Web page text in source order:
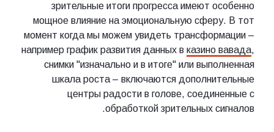
зрительные итоги прогресса имеют особенно
мощное влияние на эмоциональную сферу. В тот
момент когда мы можем увидеть трансформации –
например график развития данных в казино вавада,
снимки "изначально и в итоге" или выполненная
шкала роста – включаются дополнительные
центры радости в голове, соединенные с
обработкой зрительных сигналов.